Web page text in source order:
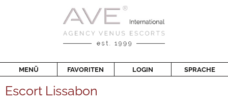
MENÜ FAVORITEN LOGIN SPRACHE
Escort Lissabon